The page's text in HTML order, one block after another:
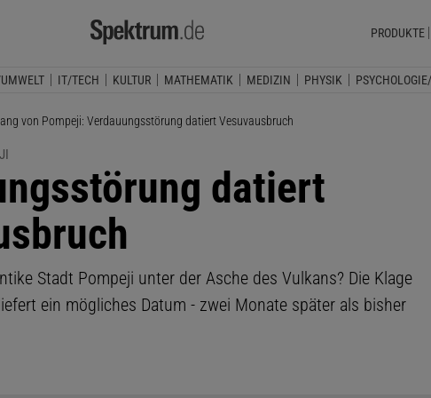
PRODUKTE
IT/TECH KULTUR MATHEMATIK MEDIZIN PHYSIK
Seite:von Pompeji: Verdauungsstörung datiert Vesuvausbruch
datiert
Stadt Pompeji unter der Asche des Vulkans? Die Klage
ein mögliches Datum - zwei Monate später als bisher